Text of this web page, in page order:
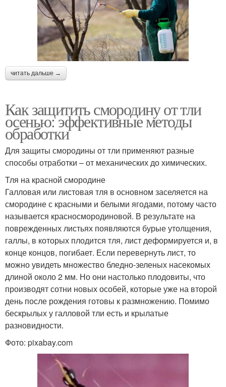
читать дальше →
Как защитить смородину от тли
осенью: эффективные методы
обработки
Для защиты смородины от тли применяют разные
способы отработки – от механических до химических.
Тля на красной смородине
Галловая или листовая тля в основном заселяется на
смородине с красными и белыми ягодами, потому часто
называется красносмородиновой. В результате на
поврежденных листьях появляются бурые утолщения,
галлы, в которых плодится тля, лист деформируется и, в
конце концов, погибает. Если перевернуть лист, то
можно увидеть множество бледно-зеленых насекомых
длиной около 2 мм. Но они настолько плодовиты, что
производят сотни новых особей, которые уже на второй
день после рождения готовы к размножению. Помимо
бескрылых у галловой тли есть и крылатые
разновидности.
Фото: pixabay.com